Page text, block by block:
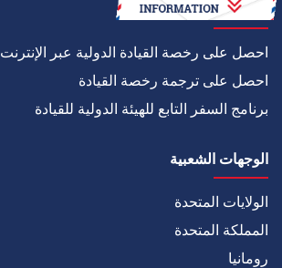
كيف
احصل على رخصة القيادة الدولية عبر الإنترنت
احصل على ترجمة رخصة القيادة
برنامج السفر التابع للهيئة الدولية للقيادة
الوجهات الشعبية
الولايات المتحدة
المملكة المتحدة
رومانيا